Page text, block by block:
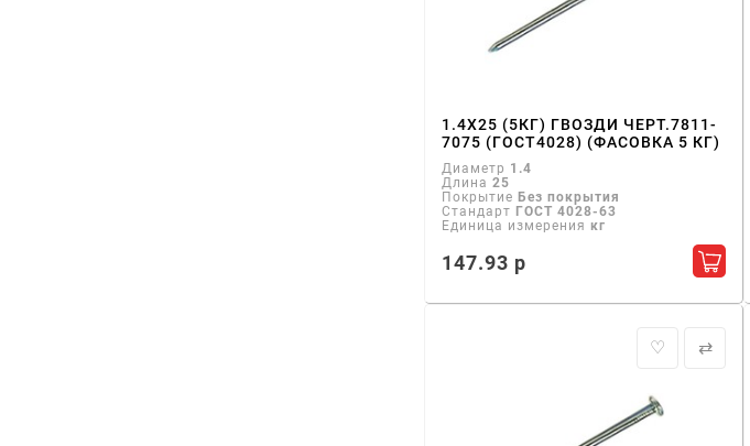
1.4Х25 (5КГ) ГВОЗДИ ЧЕРТ.7811-
7075 (ГОСТ4028) (ФАСОВКА 5 КГ)
Диаметр 1.4
Длина 25
Покрытие Без покрытия
Стандарт ГОСТ 4028-63
Единица измерения кг
147.93 р
♡ ⇄